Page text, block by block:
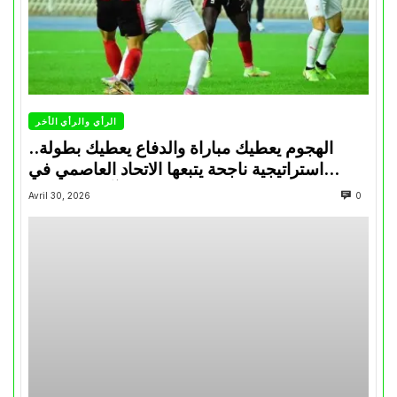
الرأي والرأي الأخر
الهجوم يعطيك مباراة والدفاع يعطيك بطولة..
استراتيجية ناجحة يتبعها الاتحاد العاصمي في
تتويجاته آخر السنوات
Avril 30, 2026 0